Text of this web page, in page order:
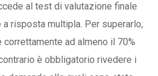
al test di valutazione finale
risposta multipla. Per superarlo,
ad almeno il 70%
è obbligatorio rivedere i